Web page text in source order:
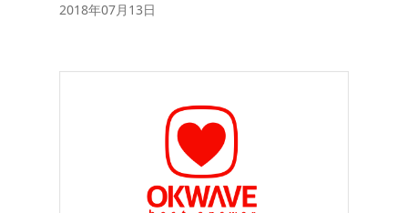
2018年07月13日